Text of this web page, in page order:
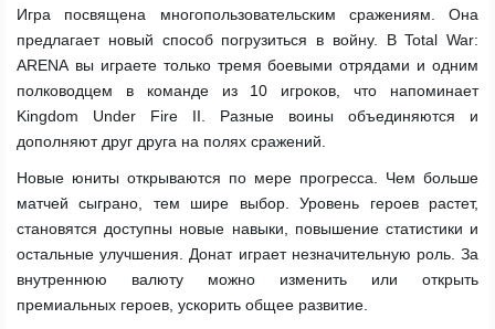
Игра посвящена многопользовательским сражениям. Она
предлагает новый способ погрузиться в войну. В Total War:
ARENA вы играете только тремя боевыми отрядами и одним
полководцем в команде из 10 игроков, что напоминает
Kingdom Under Fire II. Разные воины объединяются и
дополняют друг друга на полях сражений.
Новые юниты открываются по мере прогресса. Чем больше
матчей сыграно, тем шире выбор. Уровень героев растет,
становятся доступны новые навыки, повышение статистики и
остальные улучшения. Донат играет незначительную роль. За
внутреннюю валюту можно изменить или открыть
премиальных героев, ускорить общее развитие.